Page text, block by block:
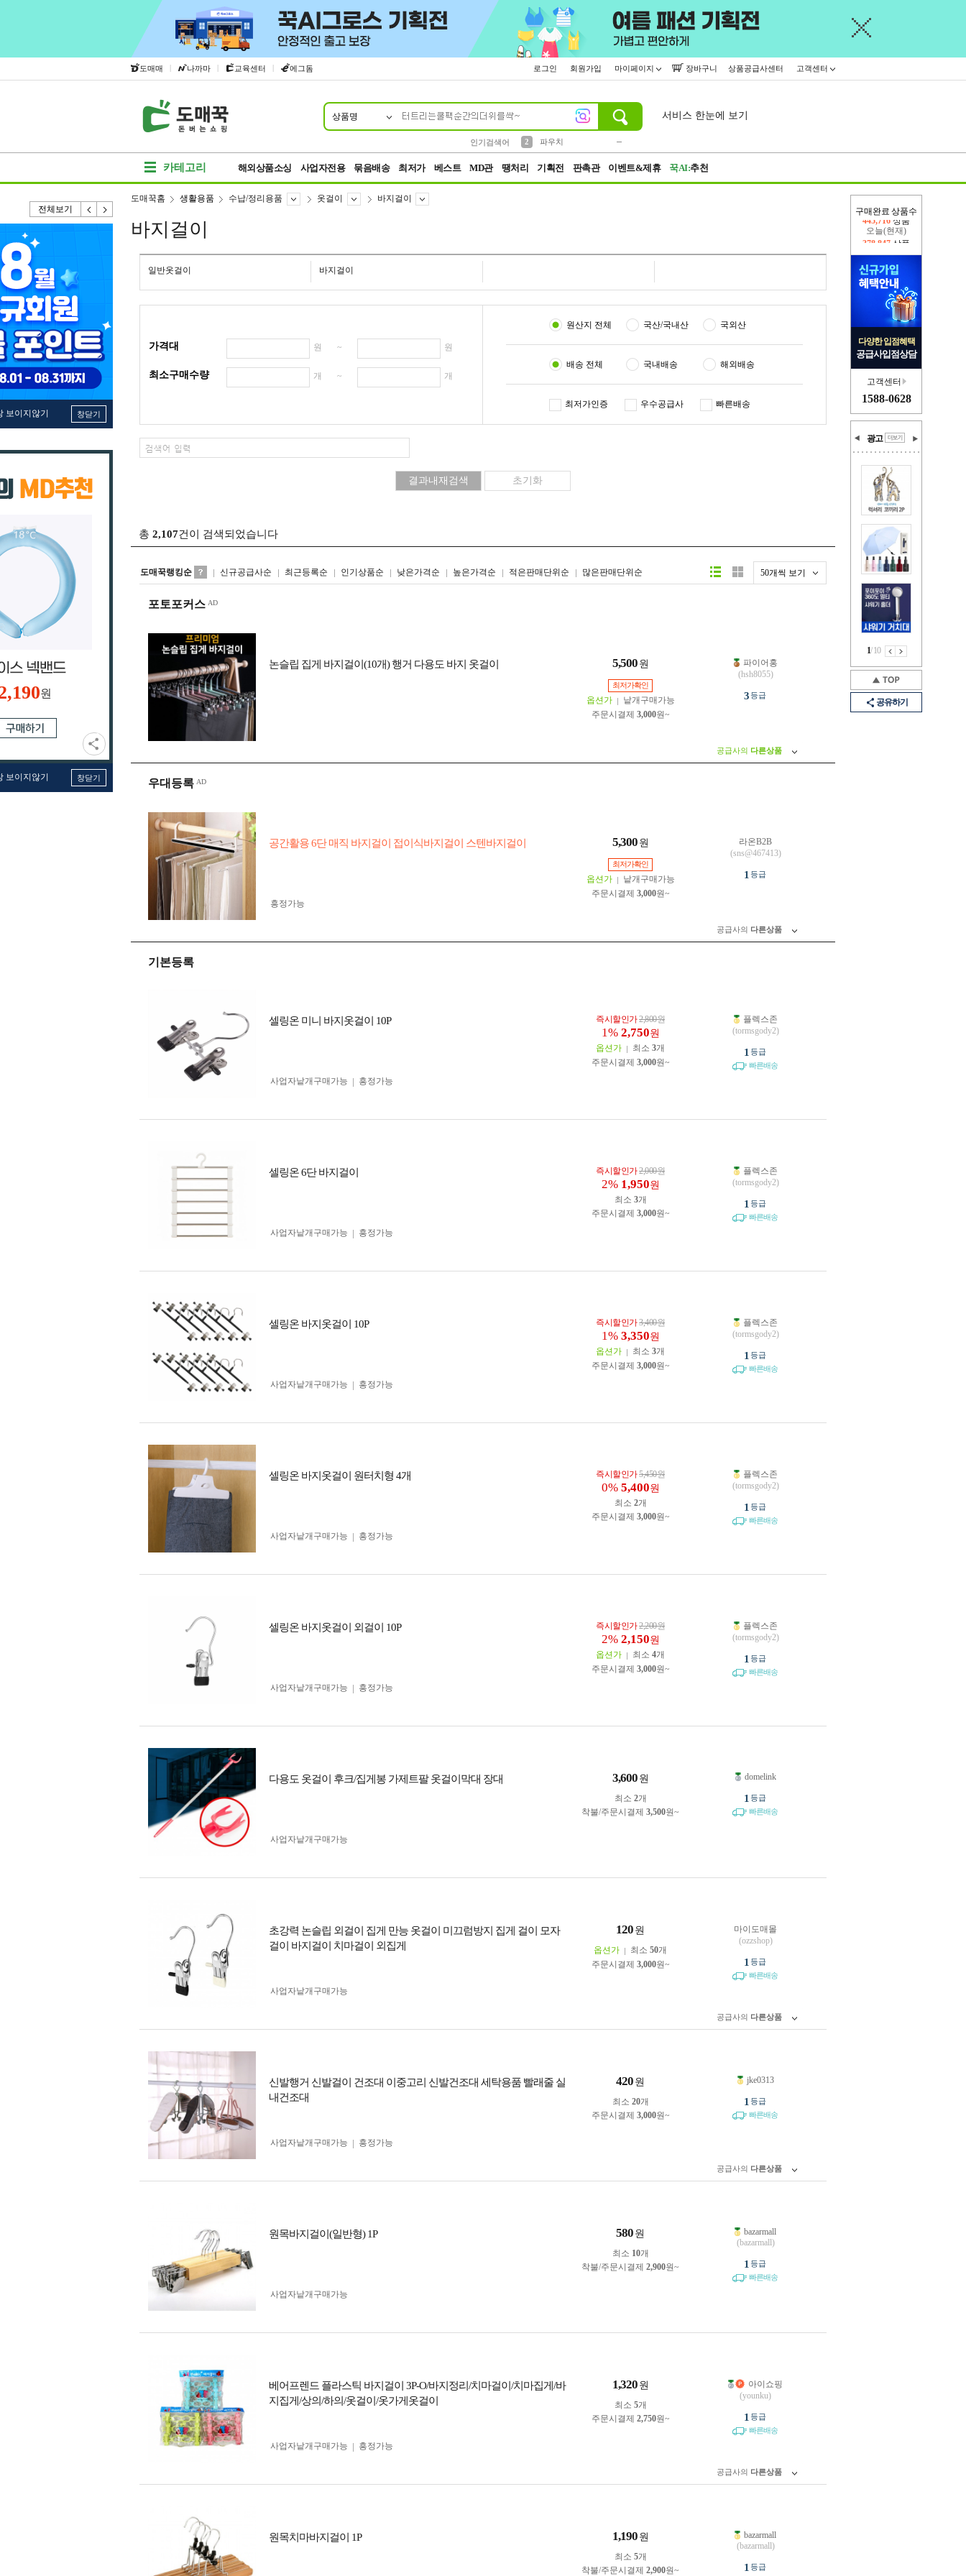
도매매 | 나까마 | 교육센터 | 에그돔 로그인 회원가입 마이페이지 장바구니 상품공급사센터 고객센터
상품명
인기검색어
2
파우치
서비스 한눈에 보기
카테고리 해외상품소싱 사업자전용 묶음배송 최저가 베스트 MD관 땡처리 기획전 판촉관 이벤트&제휴 꾹AI:추천
전체보기
보이지않기 창닫기
원
보이지않기 창닫기
구매완료 상품수
오늘(현재)
378,847 상품
다양한 입점혜택
공급사입점상담
고객센터
1588-0628
광고
1/10
공유하기
도매꾹홈 생활용품 수납/정리용품 옷걸이 바지걸이
바지걸이
일반옷걸이 바지걸이
가격대 원 ~ 원
최소구매수량 개 ~ 개
원산지 전체 국산/국내산 국외산
배송 전체 국내배송 해외배송
최저가인증 우수공급사 빠른배송
총 2,107건이 검색되었습니다
도매꾹랭킹순 신규공급사순 최근등록순 인기상품순 낮은가격순 높은가격순 적은판매단위순 많은판매단위순 50개씩 보기
리스트형갤러리형
포토포커스
논슬립 집게 바지걸이(10개) 행거 다용도 바지 옷걸이 5,500 원
최저가확인
옵션가
낱개구매가능
주문시결제 3,000원~
파이어홍
(hsh8055)
3등급
공급사의 다른상품
우대등록
공간활용 6단 매직 바지걸이 접이식바지걸이 스텐바지걸이 5,300 원
최저가확인
옵션가
낱개구매가능
주문시결제 3,000원~
흥정가능
라온B2B
(sns@467413)
1 등급
공급사의 다른상품
기본등록
셀링온 미니 바지옷걸이 10P 즉시할인가2,800원
1% 2,750원
옵션가 최소 3개
주문시결제 3,000원~
사업자 낱개구매가능
흥정가능
플렉스존
(tormsgody2)
1 등급
빠른배송
셀링온 6단 바지걸이 즉시할인가2,000원
2% 1,950원
최소 3개
주문시결제 3,000원~
사업자 낱개구매가능
흥정가능
플렉스존
(tormsgody2)
1 등급
빠른배송
셀링온 바지옷걸이 10P 즉시할인가3,400원
1% 3,350원
옵션가 최소 3개
주문시결제 3,000원~
사업자 낱개구매가능
흥정가능
플렉스존
(tormsgody2)
1 등급
빠른배송
셀링온 바지옷걸이 원터치형 4개 즉시할인가5,450원
0% 5,400원
최소 2개
주문시결제 3,000원~
사업자 낱개구매가능
흥정가능
플렉스존
(tormsgody2)
1 등급
빠른배송
셀링온 바지옷걸이 외걸이 10P 즉시할인가2,200원
2% 2,150원
옵션가 최소 4개
주문시결제 3,000원~
사업자 낱개구매가능
흥정가능
플렉스존
(tormsgody2)
1 등급
빠른배송
다용도 옷걸이 후크/집게봉 가제트팔 옷걸이막대 장대 3,600 원
최소 2개
착불/주문시결제 3,500원~
사업자 낱개구매가능
domelink
1 등급
빠른배송
초강력 논슬립 외걸이 집게 만능 옷걸이 미끄럼방지 집게 걸이 모자
걸이 바지걸이 치마걸이 외집게
120 원
옵션가 최소 50개
주문시결제 3,000원~
사업자 낱개구매가능
마이도매몰
(ozzshop)
1 등급
빠른배송
공급사의 다른상품
신발행거 신발걸이 건조대 이중고리 신발건조대 세탁용품 빨래줄 실
내건조대
420 원
최소 20개
주문시결제 3,000원~
사업자 낱개구매가능 흥정가능
jke0313
1 등급
빠른배송
공급사의 다른상품
원목바지걸이(일반형) 1P 580 원
최소 10개
착불/주문시결제 2,900원~
사업자 낱개구매가능
bazarmall
(bazarmall)
1 등급
빠른배송
베어프렌드 플라스틱 바지걸이 3P-O/바지정리/치마걸이/치마집게/바
지집게/상의/하의/옷걸이/옷가게옷걸이
1,320 원
최소 5개
주문시결제 2,750원~
사업자 낱개구매가능 흥정가능
아이쇼핑
(younku)
1 등급
빠른배송
공급사의 다른상품
원목치마바지걸이 1P 1,190 원
최소 5개
착불/주문시결제 2,900원~
bazarmall
(bazarmall)
1 등급